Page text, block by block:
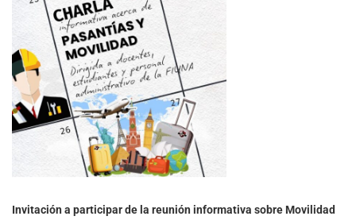
Invitación a participar de la reunión informativa sobre Movilidad